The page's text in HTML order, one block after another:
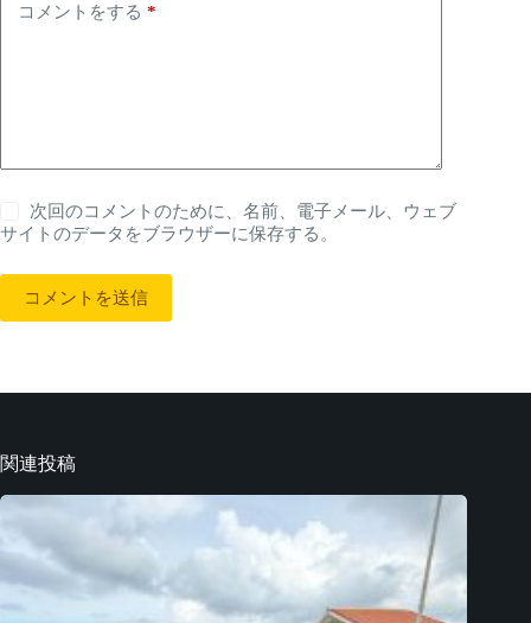
コメントをする *
次回のコメントのために、名前、電子メール、ウェブ
サイトのデータをブラウザーに保存する。
コメントを送信
関連投稿